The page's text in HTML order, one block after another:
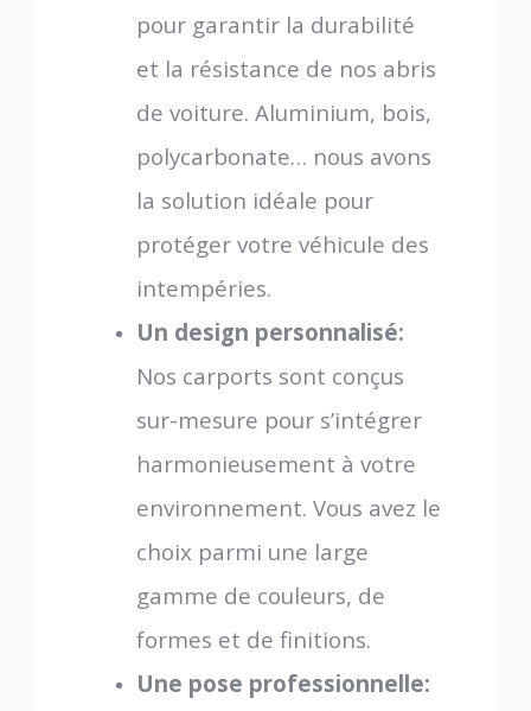
pour garantir la durabilité
et la résistance de nos abris
de voiture. Aluminium, bois,
polycarbonate… nous avons
la solution idéale pour
protéger votre véhicule des
intempéries.
Un design personnalisé:
Nos carports sont conçus
sur-mesure pour s’intégrer
harmonieusement à votre
environnement. Vous avez le
choix parmi une large
gamme de couleurs, de
formes et de finitions.
Une pose professionnelle: